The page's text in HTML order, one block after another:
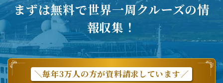
まずは無料で世界一周クルーズの情
報収集！
＼毎年3万人の方が資料請求しています／